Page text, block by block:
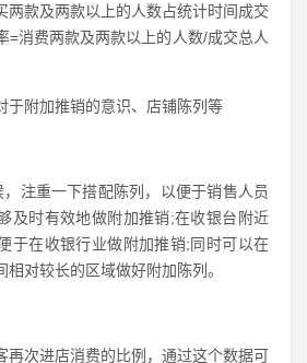
两款及两款以上的人数占统计时间成交
=消费两款及两款以上的人数/成交总人
于附加推销的意识、店铺陈列等
注重一下搭配陈列，以便于销售人员
及时有效地做附加推销;在收银台附近
于在收银行业做附加推销;同时可以在
对较长的区域做好附加陈列。
再次进店消费的比例，通过这个数据可